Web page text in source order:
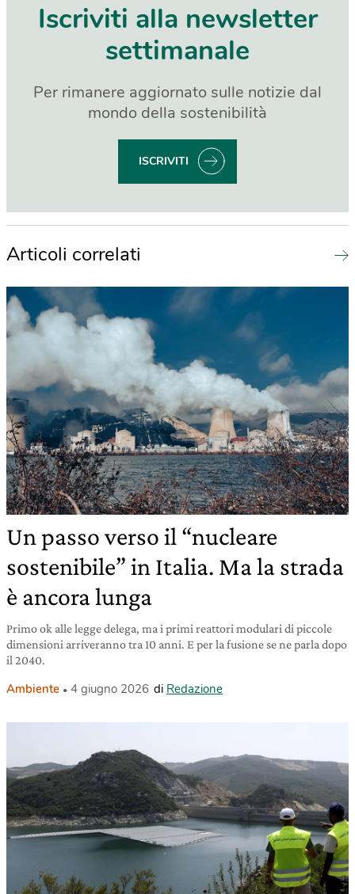
Iscriviti alla newsletter
settimanale
Per rimanere aggiornato sulle notizie dal
mondo della sostenibilità
ISCRIVITI
Articoli correlati
Un passo verso il “nucleare
sostenibile” in Italia. Ma la strada
è ancora lunga
Primo ok alle legge delega, ma i primi reattori modulari di piccole
dimensioni arriveranno tra 10 anni. E per la fusione se ne parla dopo
il 2040.
Ambiente 4 giugno 2026 di Redazione